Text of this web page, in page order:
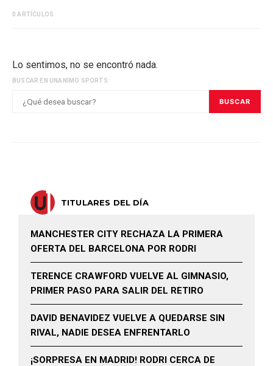
0 ARTÍCULOS
Lo sentimos, no se encontró nada.
BUSCAR EN UNANIMO SPORTS:
BUSCAR
TITULARES DEL DÍA
MANCHESTER CITY RECHAZA LA PRIMERA
OFERTA DEL BARCELONA POR RODRI
TERENCE CRAWFORD VUELVE AL GIMNASIO,
PRIMER PASO PARA SALIR DEL RETIRO
DAVID BENAVIDEZ VUELVE A QUEDARSE SIN
RIVAL, NADIE DESEA ENFRENTARLO
¡SORPRESA EN MADRID! RODRI CERCA DE